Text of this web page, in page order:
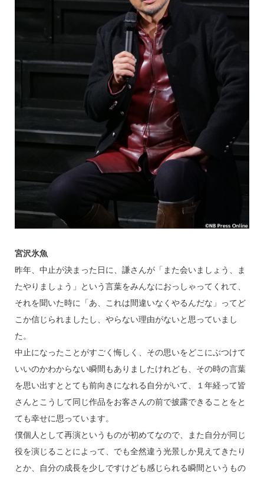
宮沢氷魚
昨年、中止が決まった日に、謙さんが「また会いましょう、ま
たやりましょう」という言葉をみんなにおっしゃってくれて、
それを聞いた時に「あ、これは間違いなくやるんだな」ってど
こか信じられましたし、やらない理由がないと思っていまし
た。
中止になったことがすごく悔しく、その思いをどこにぶつけて
いいのかわからない瞬間もありましたけれども、その時の言葉
を思い出すととても前向きになれる自分がいて、１年経って皆
さんとこうして同じ作品をお客さんの前で披露できることをと
ても幸せに思っています。
僕個人として再演というものが初めてなので、また自分が同じ
役を演じることによって、でも全然違う光景しか見えてきたり
とか、自分の成長を少しですけども感じられる瞬間というもの